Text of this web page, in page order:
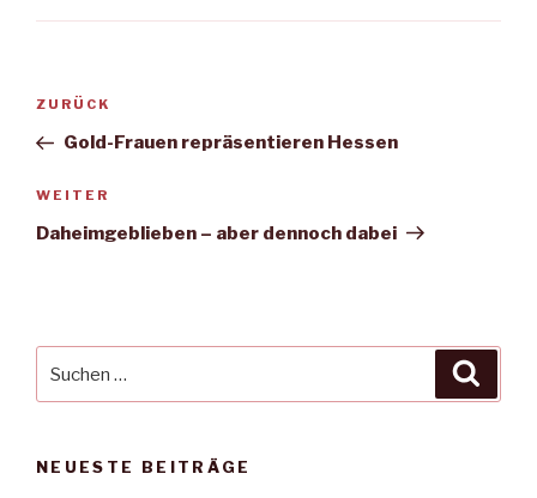
Beitragsnavigation
Vorheriger
Beitrag
ZURÜCK
Gold-Frauen repräsentieren Hessen
Nächster
Beitrag
WEITER
Daheimgeblieben – aber dennoch dabei
nach:
NEUESTE BEITRÄGE